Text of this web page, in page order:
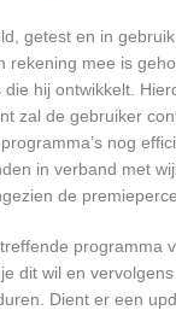
getest en in
rekening mee is
hij ontwikkelt.
zal de gebruiker
nog
in verband met
de
dit wil en
Dient er een